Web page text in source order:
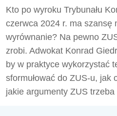
Kto po wyroku Trybunału
czerwca 2024 r. ma szansę
wyrównanie? Na pewno
zrobi. Adwokat Konrad
by w praktyce wykorzystać
sformułować do ZUS-u, jak
jakie argumenty ZUS